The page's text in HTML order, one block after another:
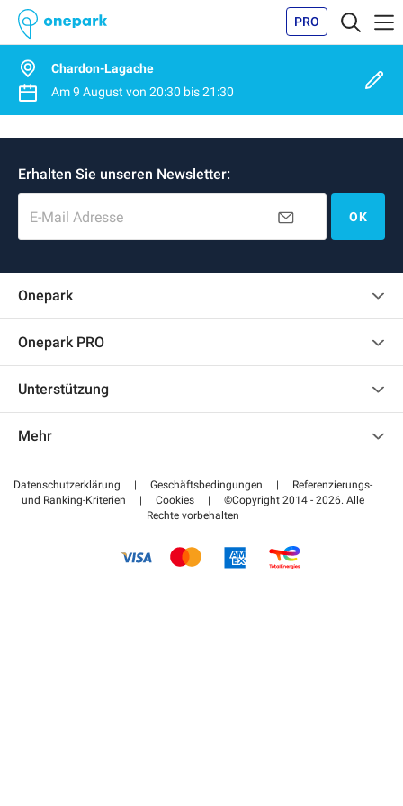
PRO
Chardon-Lagache
Am9 August von 20:30 bis21:30
Erhalten Sie unseren Newsletter:
E-Mail Adresse OK
Onepark
Impressum
Onepark PRO
Werden Sie unser Partner
Auf meinen Partnerbereich zugreifen
Unterstützung
Bezahlen Sie Ihren Parkplatz FLOW
Mehr
Datenschutzerklärung | Geschäftsbedingungen |
Referenzierungs-
und Ranking-Kriterien
| Cookies |
©Copyright 2014 - 2026. Alle
Rechte vorbehalten